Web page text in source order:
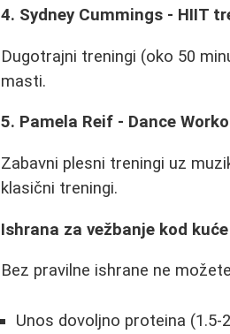
4. Sydney Cummings - HIIT
Dugotrajni treningi (oko 50
masti.
5. Pamela Reif - Dance
Zabavni plesni treningi uz
klasični treningi.
Ishrana za vežbanje kod kuće
Bez pravilne ishrane ne
Unos dovoljno proteina (1.5-